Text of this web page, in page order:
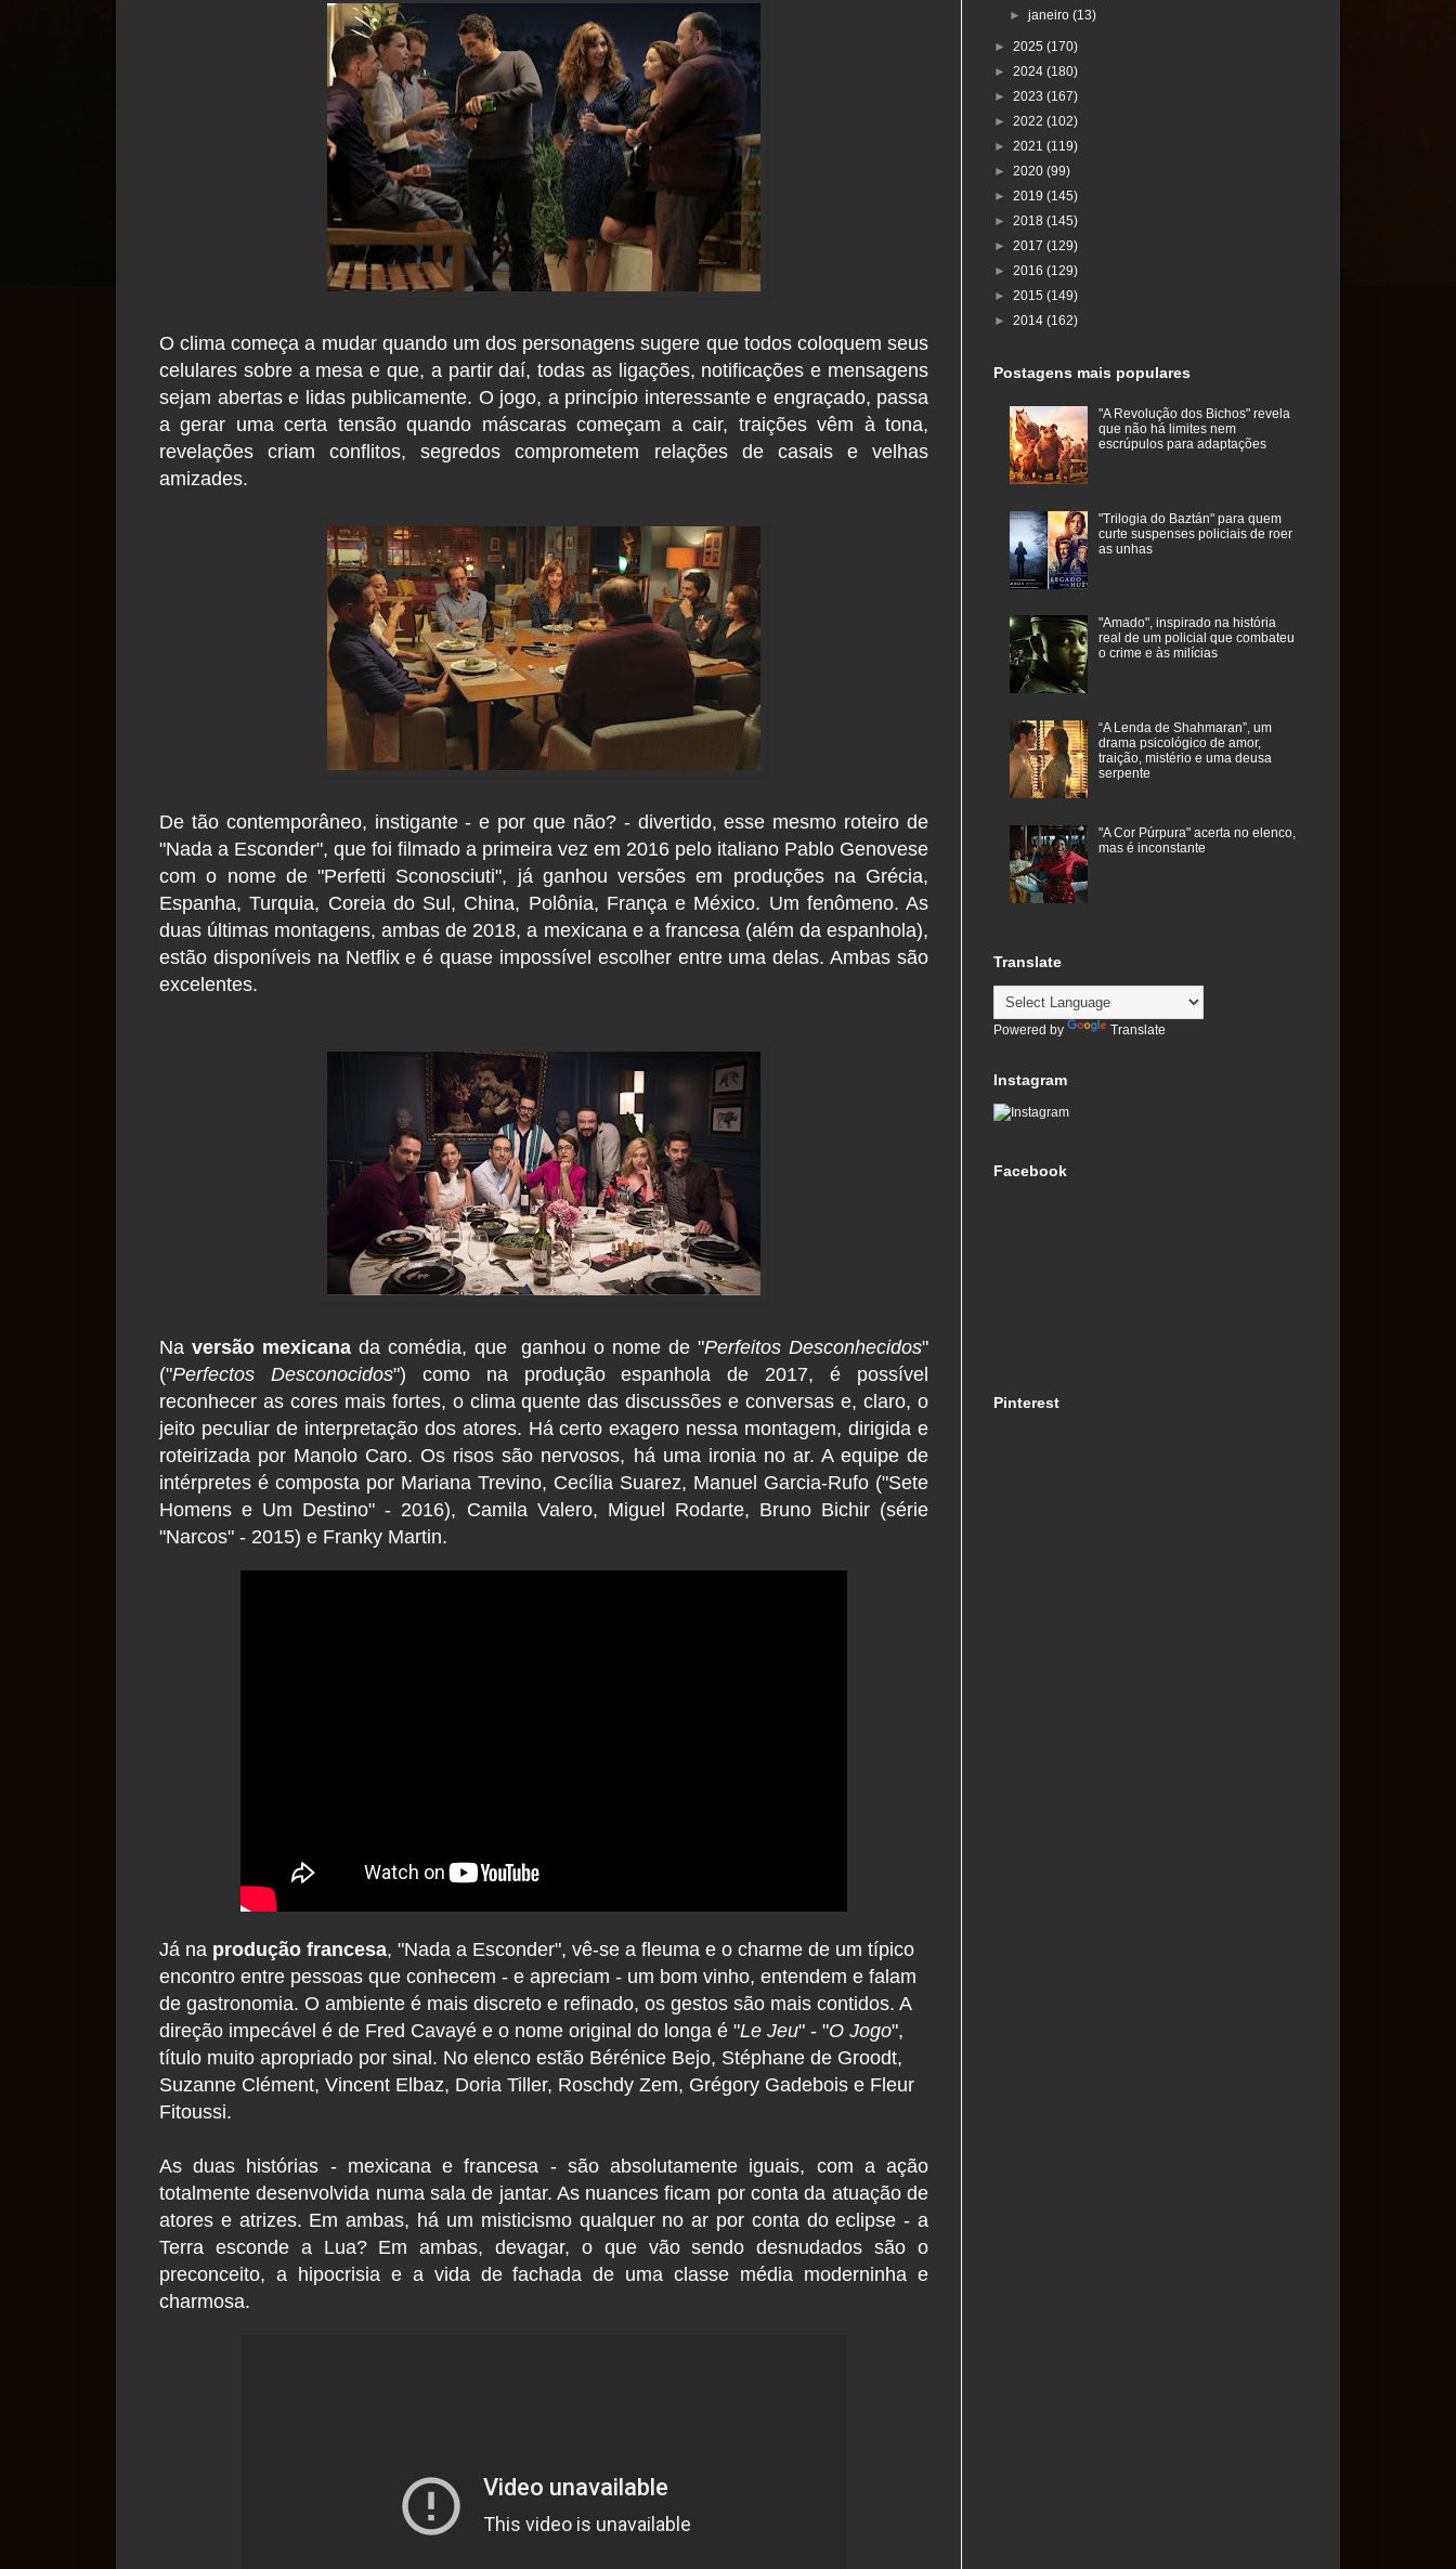
O clima começa a mudar quando um dos personagens sugere que todos coloquem seus
celulares sobre a mesa e que, a partir daí, todas as ligações, notificações e mensagens
sejam abertas e lidas publicamente. O jogo, a princípio interessante e engraçado, passa
a gerar uma certa tensão quando máscaras começam a cair, traições vêm à tona,
revelações criam conflitos, segredos comprometem relações de casais e velhas
amizades.
De tão contemporâneo, instigante - e por que não? - divertido, esse mesmo roteiro de
"Nada a Esconder", que foi filmado a primeira vez em 2016 pelo italiano Pablo Genovese
com o nome de "Perfetti Sconosciuti", já ganhou versões em produções na Grécia,
Espanha, Turquia, Coreia do Sul, China, Polônia, França e México. Um fenômeno. As
duas últimas montagens, ambas de 2018, a mexicana e a francesa (além da espanhola),
estão disponíveis na Netflix e é quase impossível escolher entre uma delas. Ambas são
excelentes.
Na versão mexicanada comédia, que ganhou o nome de "Perfeitos Desconhecidos"
("Perfectos Desconocidos") como na produção espanhola de 2017, é possível
reconhecer as cores mais fortes, o clima quente das discussões e conversas e, claro, o
jeito peculiar de interpretação dos atores. Há certo exagero nessa montagem, dirigida e
roteirizada por Manolo Caro. Os risos são nervosos, há uma ironia no ar. A equipe de
intérpretes é composta por Mariana Trevino, Cecília Suarez, Manuel Garcia-Rufo ("Sete
Homens e Um Destino" - 2016), Camila Valero, Miguel Rodarte, Bruno Bichir (série
"Narcos" - 2015) e Franky Martin.
Já na produção francesa, "Nada a Esconder", vê-se a fleuma e o charme de um típico
encontro entre pessoas que conhecem - e apreciam - um bom vinho, entendem e falam
de gastronomia. O ambiente é mais discreto e refinado, os gestos são mais contidos. A
direção impecável é de Fred Cavayé e o nome original do longa é "Le Jeu" - "O Jogo",
título muito apropriado por sinal. No elenco estão Bérénice Bejo, Stéphane de Groodt,
Suzanne Clément, Vincent Elbaz, Doria Tiller, Roschdy Zem, Grégory Gadebois e Fleur
Fitoussi.
As duas histórias - mexicana e francesa - são absolutamente iguais, com a ação
totalmente desenvolvida numa sala de jantar. As nuances ficam por conta da atuação de
atores e atrizes. Em ambas, há um misticismo qualquer no ar por conta do eclipse - a
Terra esconde a Lua? Em ambas, devagar, o que vão sendo desnudados são o
preconceito, a hipocrisia e a vida de fachada de uma classe média moderninha e
charmosa.
►janeiro(13)
► 2025 (170)
► 2024 (180)
► 2023 (167)
► 2022 (102)
► 2021 (119)
► 2020 (99)
► 2019 (145)
► 2018 (145)
► 2017 (129)
► 2016 (129)
► 2015 (149)
► 2014 (162)
Postagens mais populares
"A Revolução dos Bichos" revela
que não há limites nem
escrúpulos para adaptações
"Trilogia do Baztán" para quem
curte suspenses policiais de roer
as unhas
"Amado", inspirado na história
real de um policial que combateu
o crime e às milícias
“A Lenda de Shahmaran”, um
drama psicológico de amor,
traição, mistério e uma deusa
serpente
"A Cor Púrpura" acerta no elenco,
mas é inconstante
Translate
Powered by Translate
Instagram
Facebook
Pinterest